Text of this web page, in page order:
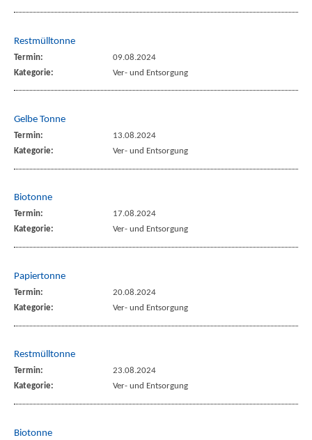
Restmülltonne
Termin:
09.08.2024
Kategorie:
Ver- und Entsorgung
Gelbe Tonne
Termin:
13.08.2024
Kategorie:
Ver- und Entsorgung
Biotonne
Termin:
17.08.2024
Kategorie:
Ver- und Entsorgung
Papiertonne
Termin:
20.08.2024
Kategorie:
Ver- und Entsorgung
Restmülltonne
Termin:
23.08.2024
Kategorie:
Ver- und Entsorgung
Biotonne